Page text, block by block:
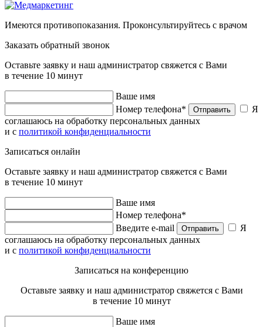
Имеются противопоказания. Проконсультируйтесь с врачом
Заказать обратный звонок
Оставьте заявку и наш администратор свяжется с Вами
в течение 10 минут
Ваше имя
Номер телефона*
Отправить
Я
соглашаюсь на обработку персональных данных
и с политикой конфиденциальности
Записаться онлайн
Оставьте заявку и наш администратор свяжется с Вами
в течение 10 минут
Ваше имя
Номер телефона*
Введите e-mail
Отправить
Я
соглашаюсь на обработку персональных данных
и с политикой конфиденциальности
Записаться на конференцию
Оставьте заявку и наш администратор свяжется с Вами
в течение 10 минут
Ваше имя